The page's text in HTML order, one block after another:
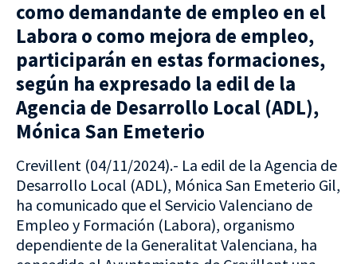
como demandante de empleo en el
Labora o como mejora de empleo,
participarán en estas formaciones,
según ha expresado la edil de la
Agencia de Desarrollo Local (ADL),
Mónica San Emeterio
Crevillent (04/11/2024).- La edil de la Agencia de
Desarrollo Local (ADL), Mónica San Emeterio Gil,
ha comunicado que el Servicio Valenciano de
Empleo y Formación (Labora), organismo
dependiente de la Generalitat Valenciana, ha